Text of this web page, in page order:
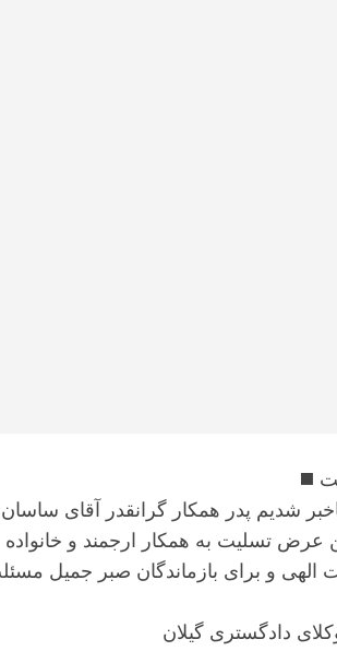
◼️
شدیم پدر همکار گرانقدر آقای
عرض تسلیت به همکار ارجمند و
و برای بازماندگان صبر جمیل
دادگستری گیلان